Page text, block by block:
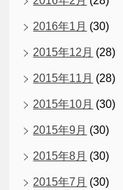
2016年1月 (30)
2015年12月 (28)
2015年11月 (28)
2015年10月 (30)
2015年9月 (30)
2015年8月 (30)
2015年7月 (30)